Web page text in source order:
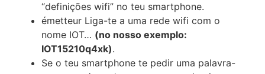
“definições wifi” no teu smartphone.
émetteur Liga-te a uma rede wifi com o
nome IOT… (no nosso exemplo:
IOT15210q4xk).
Se o teu smartphone te pedir uma palavra-